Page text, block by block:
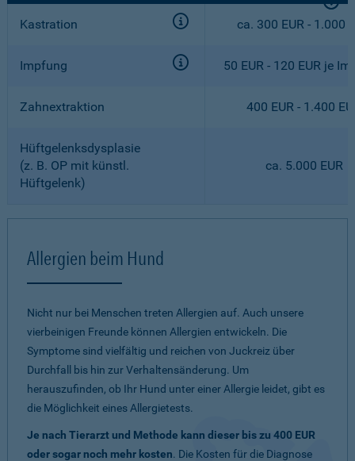
Kastration ca. 300 EUR - 1.000
Impfung 50 EUR - 120 EUR je
Zahnextraktion 400 EUR - 1.400
Hüftgelenksdysplasie
(z. B. OP mit künstl.
Hüftgelenk)
ca. 5.000 EUR
Allergien beim Hund
Nicht nur bei Menschen treten Allergien auf. Auch unsere
vierbeinigen Freunde können Allergien entwickeln. Die
Symptome sind vielfältig und reichen von Juckreiz über
Durchfall bis hin zur Verhaltensänderung. Um
herauszufinden, ob Ihr Hund unter einer Allergie leidet, gibt es
die Möglichkeit eines Allergietests.
Je nach Tierarzt und Methode kann dieser bis zu 400 EUR
oder sogar noch mehr kosten. Die Kosten für die Diagnose